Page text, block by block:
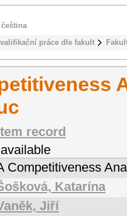
práce dle fakult
čeština
record
Competitiveness
Katarína
Jiří